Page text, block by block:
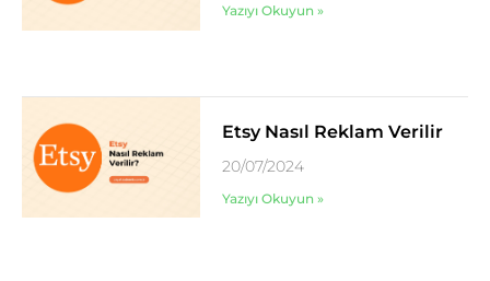
Yazıyı Okuyun »
Etsy Nasıl Reklam Verilir
20/07/2024
Yazıyı Okuyun »